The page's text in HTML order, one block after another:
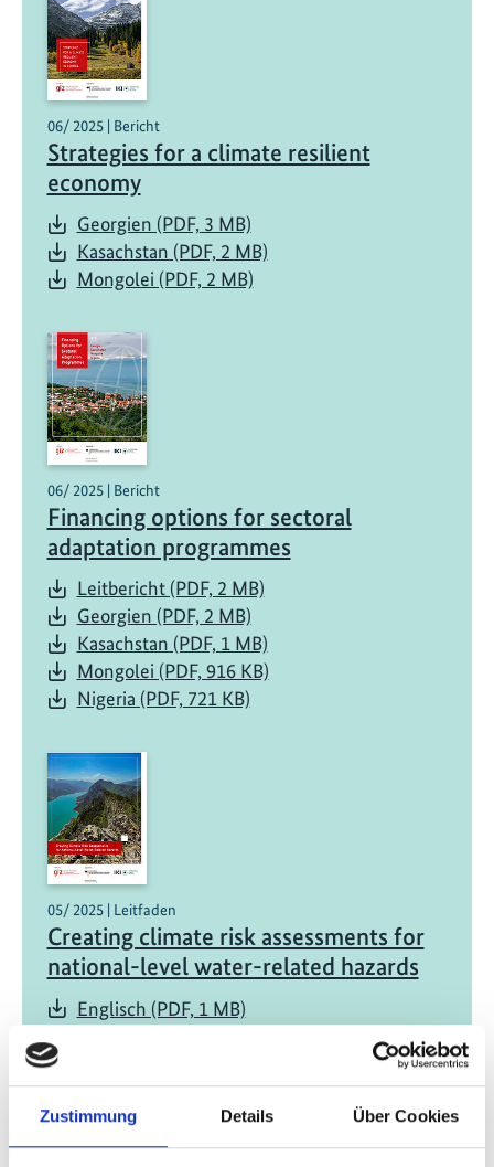
Zustimmung Details Über Cookies
06/ 2025 | Bericht
Strategies for a climate resilient
economy
Georgien (PDF, 3 MB)
Kasachstan (PDF, 2 MB)
Mongolei (PDF, 2 MB)
06/ 2025 | Bericht
Financing options for sectoral
adaptation programmes
Leitbericht (PDF, 2 MB)
Georgien (PDF, 2 MB)
Kasachstan (PDF, 1 MB)
Mongolei (PDF, 916 KB)
Nigeria (PDF, 721 KB)
05/ 2025 | Leitfaden
Creating climate risk assessments for
national-level water-related hazards
Englisch (PDF, 1 MB)